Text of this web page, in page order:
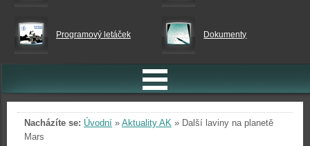
Programový letáček Dokumenty
Nacházíte se: Úvodní » Aktuality AK » Další laviny na planetě
Mars